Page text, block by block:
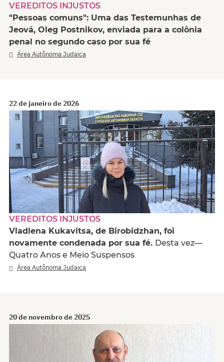
VEREDITOS INJUSTOS
"Pessoas comuns": Uma das Testemunhas de
Jeová, Oleg Postnikov, enviada para a colônia
penal no segundo caso por sua fé
Área Autônoma Judaica
22 de janeiro de 2026
VEREDITOS INJUSTOS
Vladlena Kukavitsa, de Birobidzhan, foi
novamente condenada por sua fé. Desta vez—
Quatro Anos e Meio Suspensos
Área Autônoma Judaica
20 de novembro de 2025